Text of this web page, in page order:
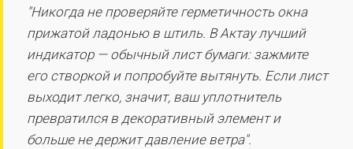
"Никогда не проверяйте герметичность окна
прижатой ладонью в штиль. В Актау лучший
индикатор — обычный лист бумаги: зажмите
его створкой и попробуйте вытянуть. Если лист
выходит легко, значит, ваш уплотнитель
превратился в декоративный элемент и
больше не держит давление ветра".